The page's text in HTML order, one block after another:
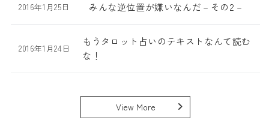
2016年1月25日 みんな逆位置が嫌いなんだ－その2－
2016年1月24日
もうタロット占いのテキストなんて読む
な！
View More